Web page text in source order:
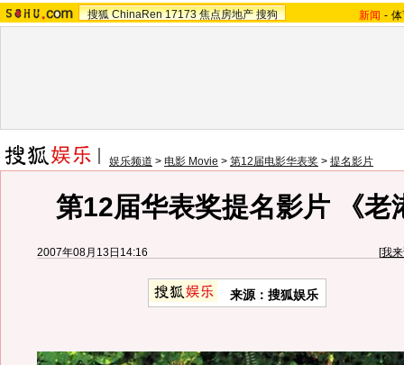
搜狐 ChinaRen 17173 焦点房地产 搜狗 新闻 -
娱乐频道 > 电影 Movie > 第12届电影华表奖 > 提名影片
第12届华表奖提名影片 《老
2007年08月13日14:16 [我
来源：搜狐娱乐